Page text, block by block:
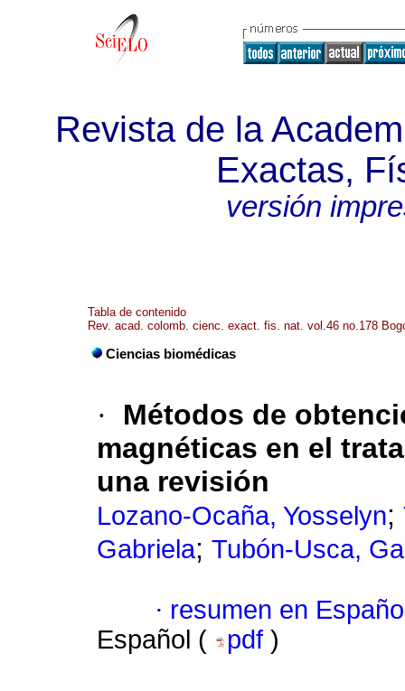
Revista de la
Exactas,
versión
Tabla de contenido
Rev. acad. colomb. cienc. exact. fis. nat. vol.46 no.178
Ciencias biomédicas
·
Métodos de
magnéticas en el
una revisión
Lozano-Ocaña, Yosselyn;
Gabriela; Tubón-Usca,
· resumen en
Español (
pdf )